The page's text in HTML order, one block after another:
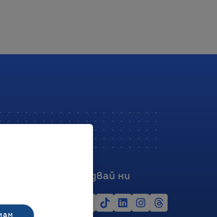
Последвай ни